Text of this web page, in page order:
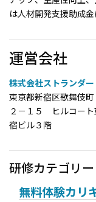
は人材開発支援助成金
運営会社
株式会社ストランダー
東京都新宿区歌舞伎町
２－１５ ヒルコート
宿ビル３階
研修カテゴリー
無料体験カリ